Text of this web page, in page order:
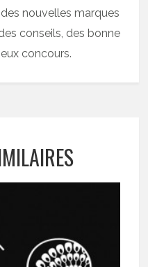
nouvelles marques
conseils, des bonne
concours.